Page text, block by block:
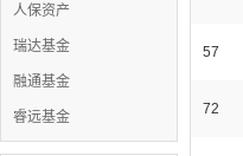
人保资产
瑞达基金
融通基金
睿远基金
57
72